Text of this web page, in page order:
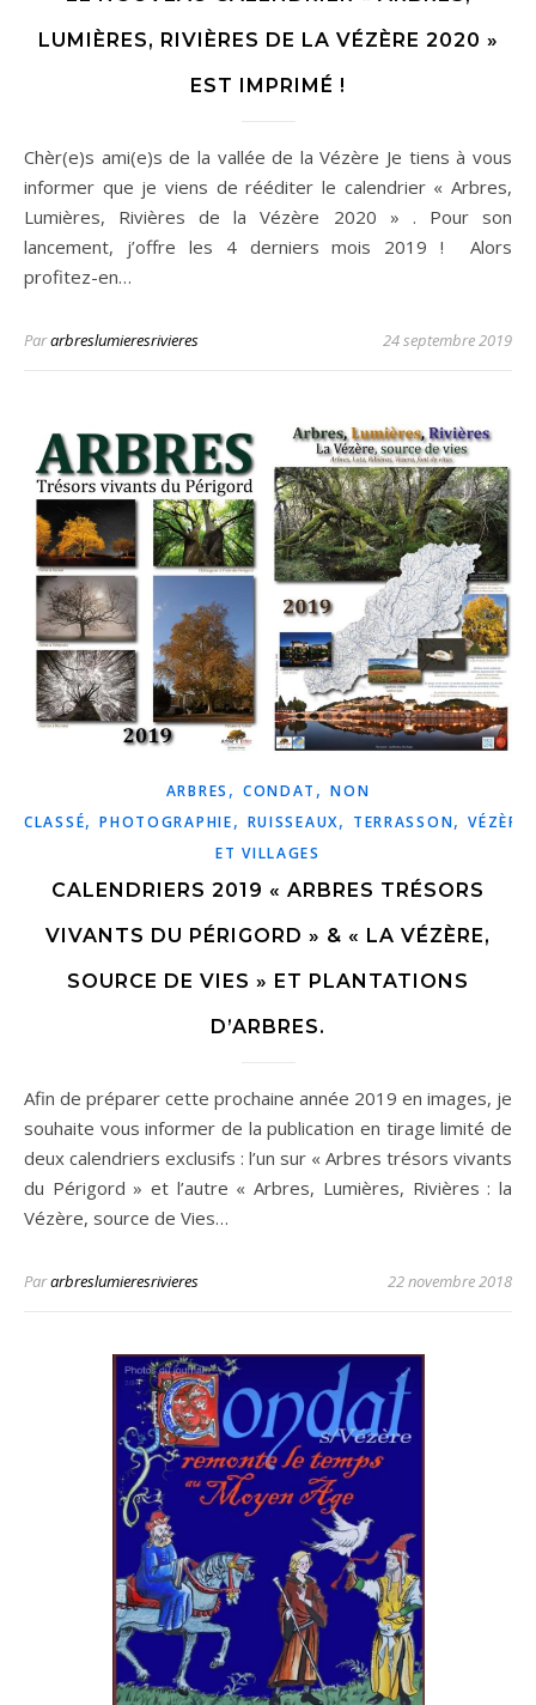
LUMIÈRES, RIVIÈRES DE LA VÉZÈRE 2020 »
EST IMPRIMÉ !
Chèr(e)s ami(e)s de la vallée de la Vézère Je tiens à vous
informer que je viens de rééditer le calendrier « Arbres,
Lumières, Rivières de la Vézère 2020 » . Pour son
lancement, j’offre les 4 derniers mois 2019 ! Alors
profitez-en…
Pararbreslumieresrivieres 24 septembre 2019
ARBRES , CONDAT ,NON
CLASSÉ,PHOTOGRAPHIE, RUISSEAUX, TERRASSON,VÉZÈRE
ET VILLAGES
CALENDRIERS 2019 « ARBRES TRÉSORS
VIVANTS DU PÉRIGORD » & « LA VÉZÈRE,
SOURCE DE VIES » ET PLANTATIONS
D’ARBRES.
Afin de préparer cette prochaine année 2019 en images, je
souhaite vous informer de la publication en tirage limité de
deux calendriers exclusifs : l’un sur « Arbres trésors vivants
du Périgord » et l’autre « Arbres, Lumières, Rivières : la
Vézère, source de Vies…
Pararbreslumieresrivieres 22 novembre 2018